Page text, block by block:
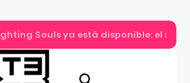
Souls ya está disponible: el